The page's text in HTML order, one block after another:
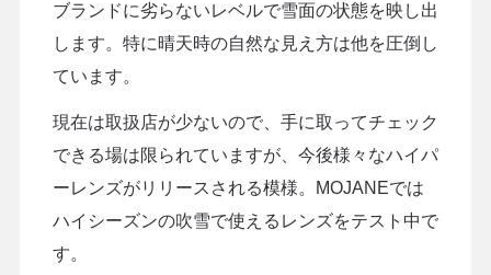
ブランドに劣らないレベルで雪面の状態を映し出
します。特に晴天時の自然な見え方は他を圧倒し
ています。
現在は取扱店が少ないので、手に取ってチェック
できる場は限られていますが、今後様々なハイパ
ーレンズがリリースされる模様。MOJANEでは
ハイシーズンの吹雪で使えるレンズをテスト中で
す。